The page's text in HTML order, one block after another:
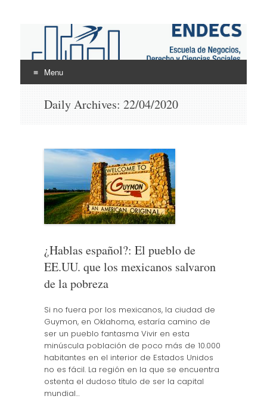
ENDECS
Escuela de Negocios Derecho y Ciencias Sociales
Menu
Daily Archives: 22/04/2020
¿Hablas español?: El pueblo de
EE.UU. que los mexicanos salvaron
de la pobreza
Si no fuera por los mexicanos, la ciudad de
Guymon, en Oklahoma, estaría camino de
ser un pueblo fantasma Vivir en esta
minúscula población de poco más de 10.000
habitantes en el interior de Estados Unidos
no es fácil. La región en la que se encuentra
ostenta el dudoso título de ser la capital
mundial…